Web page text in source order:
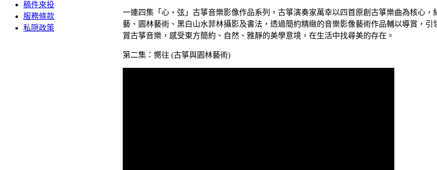
一連四集「心・弦」古箏音樂影像作品系列，古箏演奏家萬幸以四首原創古箏樂曲為核心，
藝、園林藝術、黑白山水菲林攝影及書法，透過簡約精緻的音樂影像藝術作品輔以導賞，引
賞古箏音樂，感受東方簡約、自然、雅靜的美學意境，在生活中找尋美的存在。
第二集：嚮往 (古箏與園林藝術)
稿件來投
服務條款
私隠政策